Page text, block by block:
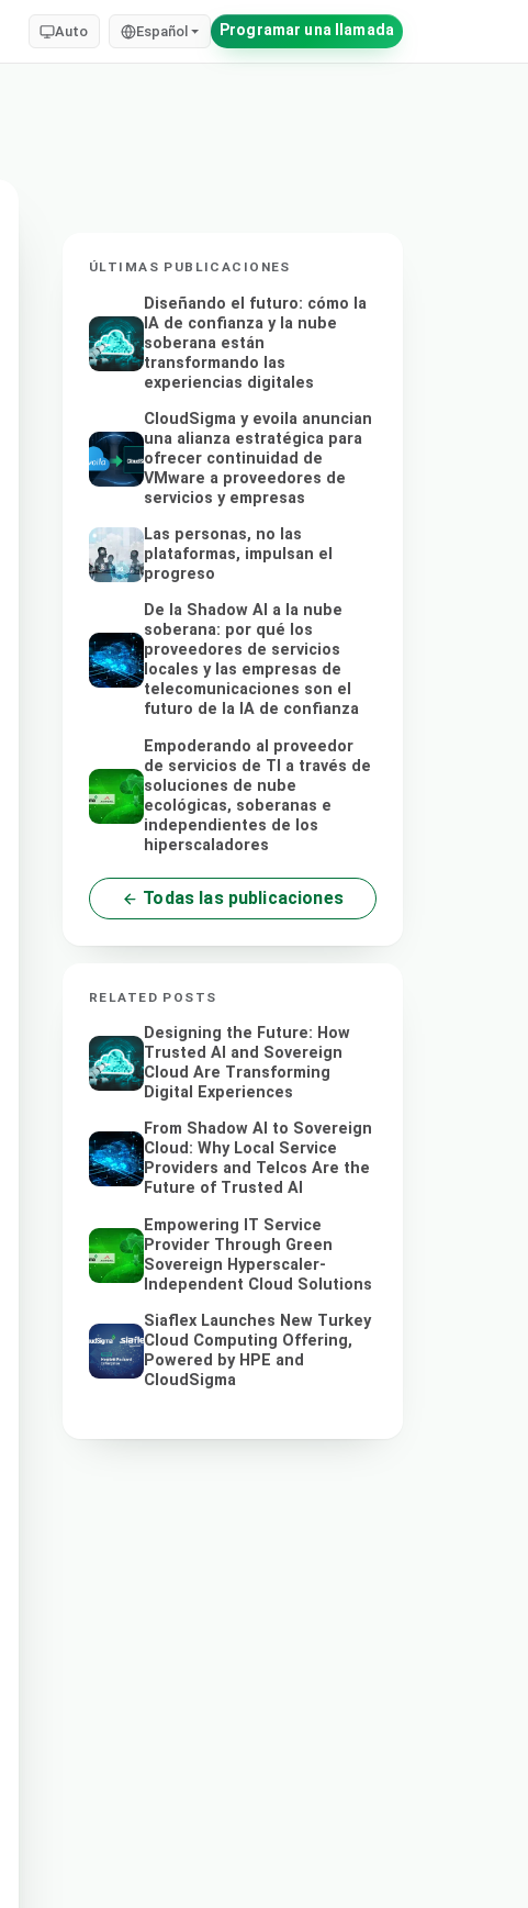
Auto Español Programar una llamada
ÚLTIMAS PUBLICACIONES
Diseñando el futuro: cómo la
IA de confianza y la nube
soberana están
transformando las
experiencias digitales
CloudSigma y evoila anuncian
una alianza estratégica para
ofrecer continuidad de
VMware a proveedores de
servicios y empresas
Las personas, no las
plataformas, impulsan el
progreso
De la Shadow AI a la nube
soberana: por qué los
proveedores de servicios
locales y las empresas de
telecomunicaciones son el
futuro de la IA de confianza
Empoderando al proveedor
de servicios de TI a través de
soluciones de nube
ecológicas, soberanas e
independientes de los
hiperscaladores
Todas las publicaciones
RELATED POSTS
Designing the Future: How
Trusted AI and Sovereign
Cloud Are Transforming
Digital Experiences
From Shadow AI to Sovereign
Cloud: Why Local Service
Providers and Telcos Are the
Future of Trusted AI
Empowering IT Service
Provider Through Green
Sovereign Hyperscaler-
Independent Cloud Solutions
Siaflex Launches New Turkey
Cloud Computing Offering,
Powered by HPE and
CloudSigma